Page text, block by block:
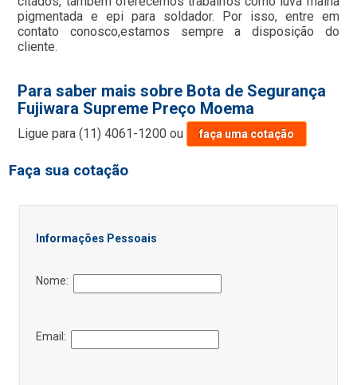
pigmentada e epi para soldador. Por isso, entre em
contato conosco,estamos sempre a disposição do
cliente.
Para saber mais sobre Bota de Segurança
Fujiwara Supreme Preço Moema
Ligue para(11) 4061-1200 ou faça uma cotação
Faça sua cotação
Informações Pessoais
Nome:
Email: